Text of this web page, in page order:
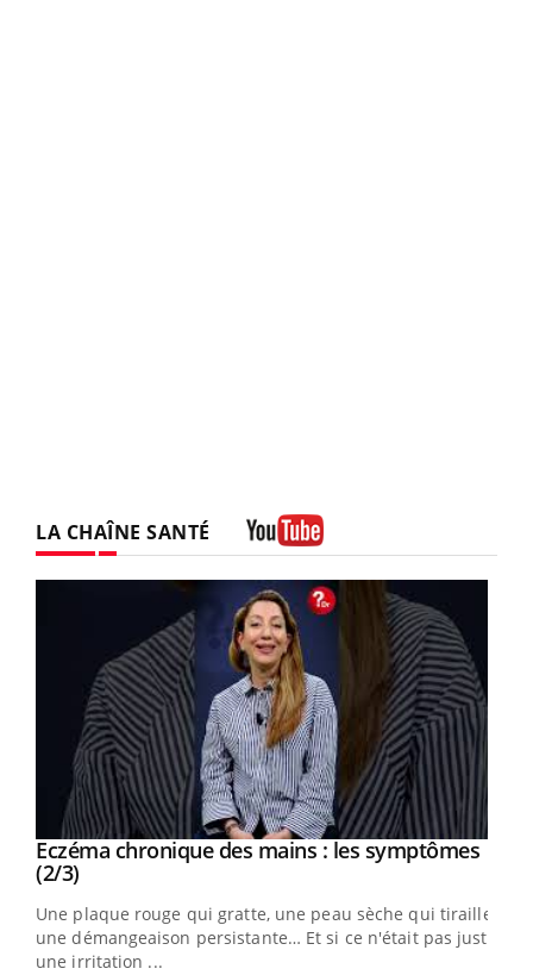
LA CHAÎNE SANTÉ
Youtube
Eczéma chronique des mains : les symptômes
(2/3)Youtube
Une plaque rouge qui gratte, une peau sèche qui tiraille,
une démangeaison persistante… Et si ce n'était pas juste
une irritation ...